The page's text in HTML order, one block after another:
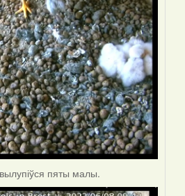
пяты малы.